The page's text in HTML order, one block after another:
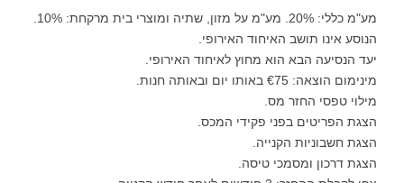
מע"מ כללי: 20%. מע"מ על מזון, שתיה ומוצרי בית מרקחת: 10%.
הנוסע אינו תושב האיחוד האירופי.
יעד הנסיעה הבא הוא מחוץ לאיחוד האירופי.
מינימום הוצאה: €75 באותו יום ובאותה חנות.
מילוי טפסי החזר מס.
הצגת הפריטים בפני פקידי המכס.
הצגת חשבוניות הקנייה.
הצגת דרכון ומסמכי טיסה.